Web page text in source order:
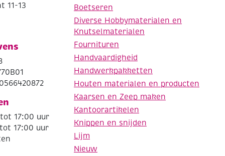
11-13
17:00 uur
17:00 uur
Boetseren
Diverse Hobbymaterialen en
Knutselmaterialen
Fournituren
Handvaardigheid
Handwerkpakketten
Houten materialen en producten
Kaarsen en Zeep maken
Kantoorartikelen
Knippen en snijden
Lijm
Nieuw